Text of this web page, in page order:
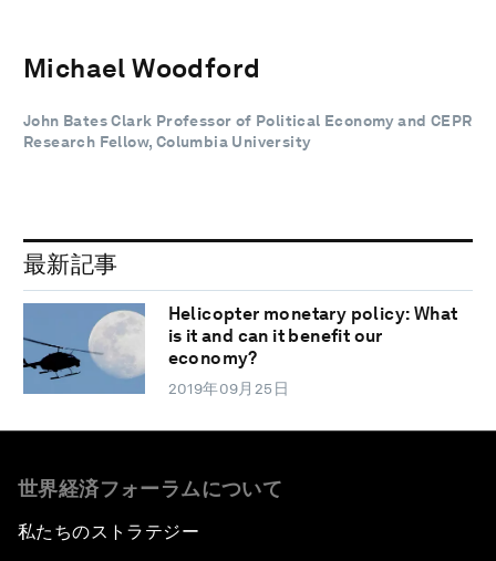
Michael Woodford
John Bates Clark Professor of Political Economy and CEPR
Research Fellow, Columbia University
最新記事
Helicopter monetary policy: What
is it and can it benefit our
economy?
2019年09月25日
世界経済フォーラムについて
私たちのストラテジー